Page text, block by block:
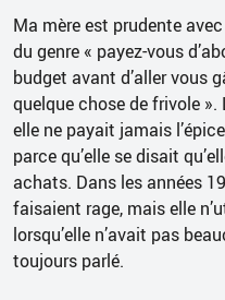
Ma mère est prudente
du genre « payez-vous
budget avant d’aller vous
quelque chose de frivole
elle ne payait jamais
parce qu’elle se disait
achats. Dans les années
faisaient rage, mais elle
lorsqu’elle n’avait pas
toujours parlé.